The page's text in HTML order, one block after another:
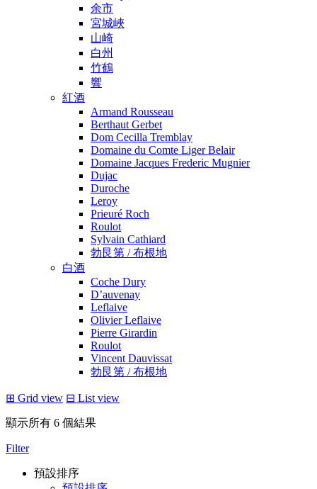
余市
宮城峽
山崎
白州
竹鶴
響
紅酒
Armand Rousseau
Berthaut Gerbet
Dom Cecilla Tremblay
Domaine du Comte Liger Belair
Domaine Jacques Frederic Mugnier
Dujac
Duroche
Leroy
Prieuré Roch
Roulot
Sylvain Cathiard
勃艮第 / 布根地
白酒
Coche Dury
D’auvenay
Leflaive
Olivier Leflaive
Pierre Girardin
Roulot
Vincent Dauvissat
勃艮第 / 布根地
⊞ Grid view ⊟ List view
顯示所有 6 個結果
Filter
預設排序